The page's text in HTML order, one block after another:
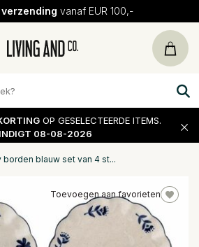
vanaf EUR 100,-
OP GESELECTEERDE ITEMS.
08-08-2026
borden blauw set van 4 st...
Toevoegen aan favorieten